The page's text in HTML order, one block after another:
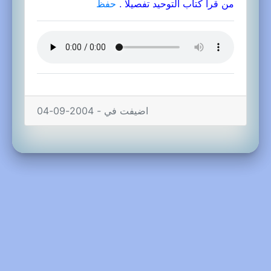
من قرأ كتاب التوحيد تفصيلا . حفظ
اضيفت في - 2004-09-04